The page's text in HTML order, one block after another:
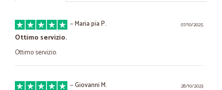
07/10/2025
—Maria pia P.
Ottimo servizio.
Ottimo servizio.
28/10/2023
—Giovanni M.